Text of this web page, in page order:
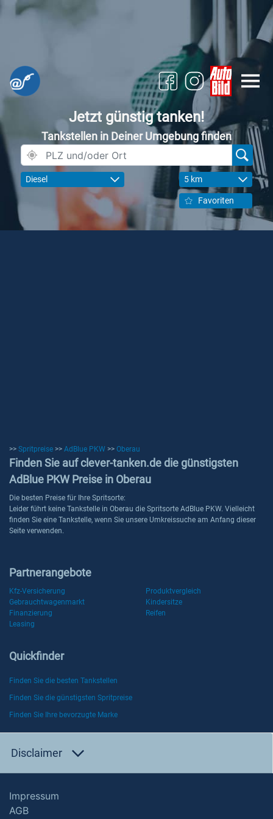
Jetzt günstig tanken!
Tankstellen in Deiner Umgebung finden
Diesel 5 km
Favoriten
>> Spritpreise >> AdBlue PKW >> Oberau
Finden Sie auf clever-tanken.de die günstigsten
AdBlue PKW Preise in Oberau
Die besten Preise für Ihre Spritsorte:
Leider führt keine Tankstelle in Oberau die Spritsorte AdBlue PKW. Vielleicht
finden Sie eine Tankstelle, wenn Sie unsere Umkreissuche am Anfang dieser
Seite verwenden.
Partnerangebote
Kfz-Versicherung
Produktvergleich
Gebrauchtwagenmarkt
Kindersitze
Finanzierung
Reifen
Leasing
Quickfinder
Finden Sie die besten Tankstellen
Finden Sie die günstigsten Spritpreise
Finden Sie Ihre bevorzugte Marke
Disclaimer
Impressum
AGB